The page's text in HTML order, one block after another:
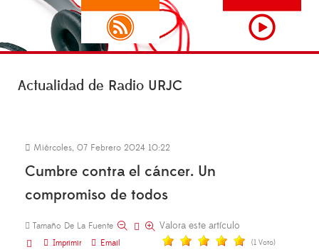
Actualidad de Radio URJC
Miércoles, 07 Febrero 2024 10:22
Cumbre contra el cáncer. Un
compromiso de todos
Tamaño De La Fuente
Imprimir
Email
Valora este artículo
(1 Voto)